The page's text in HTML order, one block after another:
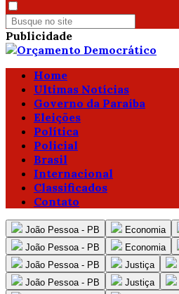
Publicidade
Home
Ultimas Notícias
Governo da Paraíba
Eleições
Política
Policial
Brasil
Internacional
Classificados
Contato
João Pessoa - PB Economia
João Pessoa - PB
Economia
João Pessoa - PB
Justiça
João Pessoa - PB
Justiça